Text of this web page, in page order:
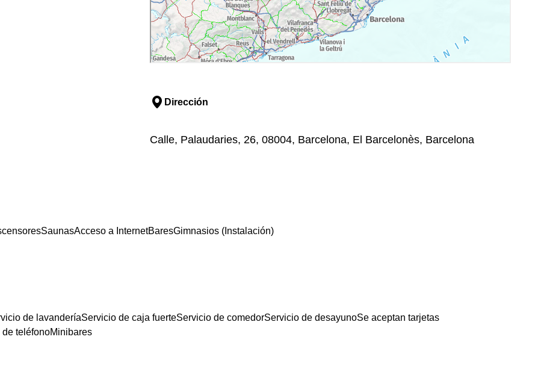
Dirección
Calle, Palaudaries, 26, 08004, Barcelona, El Barcelonès, Barcelona
SaunasAcceso a InternetBaresGimnasios (Instalación)
de lavanderíaServicio de caja fuerteServicio de comedorServicio de desayunoSe aceptan tarjetas
de teléfonoMinibares